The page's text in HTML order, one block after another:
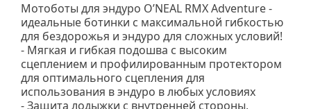
Мотоботы для эндуро O’NEAL RMX Adventure -
идеальные ботинки с максимальной гибкостью
для бездорожья и эндуро для сложных условий!
- Мягкая и гибкая подошва с высоким
сцеплением и профилированным протектором
для оптимального сцепления для
использования в эндуро в любых условиях
- Защита лодыжки с внутренней стороны,